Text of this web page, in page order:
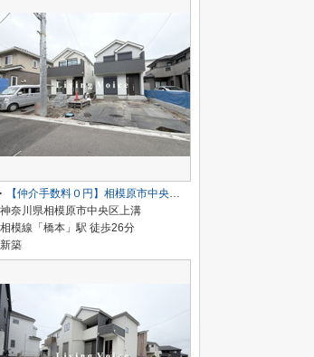
【仲介手数料０円】相模原市中央区上溝 新築一戸建て 全4棟
神奈川県相模原市中央区上溝
相模線「橋本」駅 徒歩26分
新築